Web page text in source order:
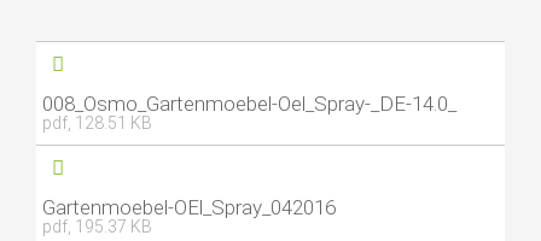
008_Osmo_Gartenmoebel-Oel_Spray-_DE-14.0_
pdf, 128.51 KB
Gartenmoebel-OEl_Spray_042016
pdf, 195.37 KB